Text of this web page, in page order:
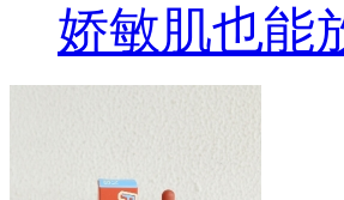
娇敏肌也能